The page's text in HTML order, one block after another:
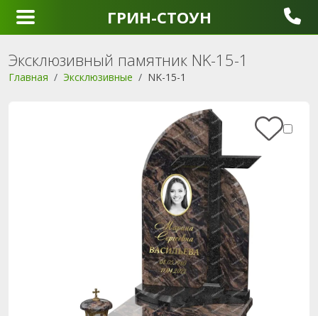
ГРИН-СТОУН
Эксклюзивный памятник NK-15-1
Главная Эксклюзивные NK-15-1